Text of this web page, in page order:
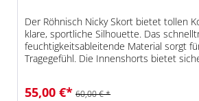
Der Röhnisch Nicky Skort bietet tollen
klare, sportliche Silhouette. Das
feuchtigkeitsableitende Material sorgt
Tragegefühl. Die Innenshorts bietet
55,00 €* 60,00 € *